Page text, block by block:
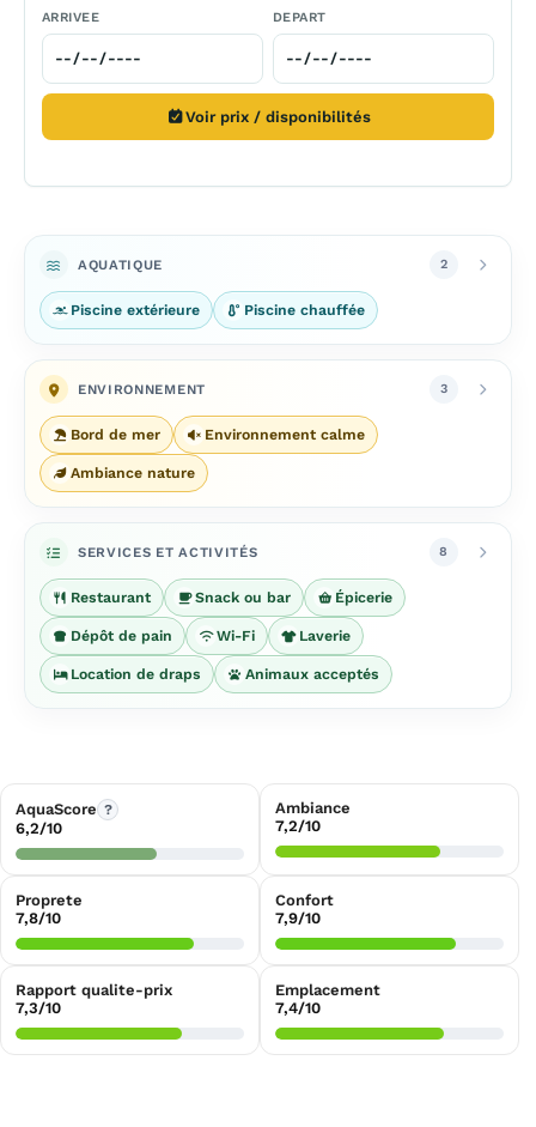
ARRIVEE DEPART
Voir prix / disponibilités
AQUATIQUE 2
Piscine extérieure Piscine chauffée
ENVIRONNEMENT 3
Bord de mer Environnement calme
Ambiance nature
SERVICES ET ACTIVITÉS 8
Restaurant Snack ou bar Épicerie
Dépôt de pain Wi-Fi Laverie
Location de draps Animaux acceptés
AquaScore ?
6,2/10
Ambiance
7,2/10
Proprete
7,8/10
Confort
7,9/10
Rapport qualite-prix
7,3/10
Emplacement
7,4/10